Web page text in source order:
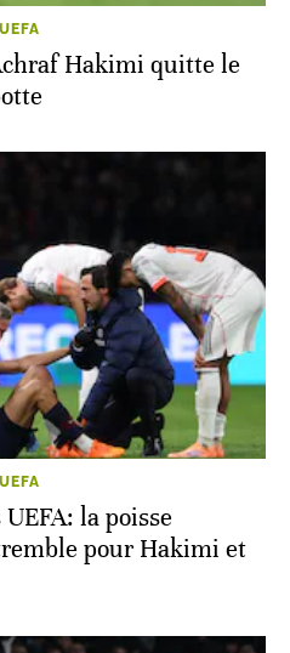
Hakimi quitte le
la poisse
pour Hakimi et